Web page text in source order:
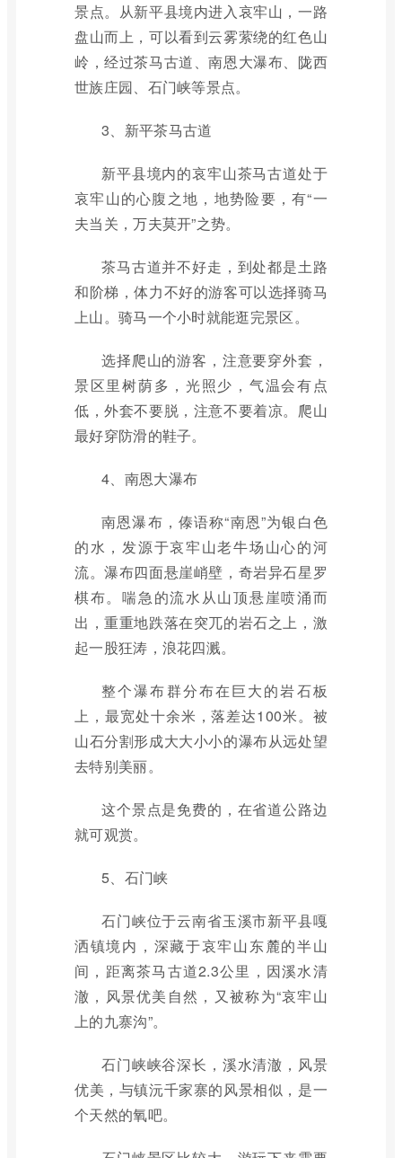
景点。从新平县境内进入哀牢山，一路
盘山而上，可以看到云雾萦绕的红色山
岭，经过茶马古道、南恩大瀑布、陇西
世族庄园、石门峡等景点。
3、新平茶马古道
新平县境内的哀牢山茶马古道处于
哀牢山的心腹之地，地势险要，有“一
夫当关，万夫莫开”之势。
茶马古道并不好走，到处都是土路
和阶梯，体力不好的游客可以选择骑马
上山。骑马一个小时就能逛完景区。
选择爬山的游客，注意要穿外套，
景区里树荫多，光照少，气温会有点
低，外套不要脱，注意不要着凉。爬山
最好穿防滑的鞋子。
4、南恩大瀑布
南恩瀑布，傣语称“南恩”为银白色
的水，发源于哀牢山老牛场山心的河
流。瀑布四面悬崖峭壁，奇岩异石星罗
棋布。喘急的流水从山顶悬崖喷涌而
出，重重地跌落在突兀的岩石之上，激
起一股狂涛，浪花四溅。
整个瀑布群分布在巨大的岩石板
上，最宽处十余米，落差达100米。被
山石分割形成大大小小的瀑布从远处望
去特别美丽。
这个景点是免费的，在省道公路边
就可观赏。
5、石门峡
石门峡位于云南省玉溪市新平县嘎
洒镇境内，深藏于哀牢山东麓的半山
间，距离茶马古道2.3公里，因溪水清
澈，风景优美自然，又被称为“哀牢山
上的九寨沟”。
石门峡峡谷深长，溪水清澈，风景
优美，与镇沅千家寨的风景相似，是一
个天然的氧吧。